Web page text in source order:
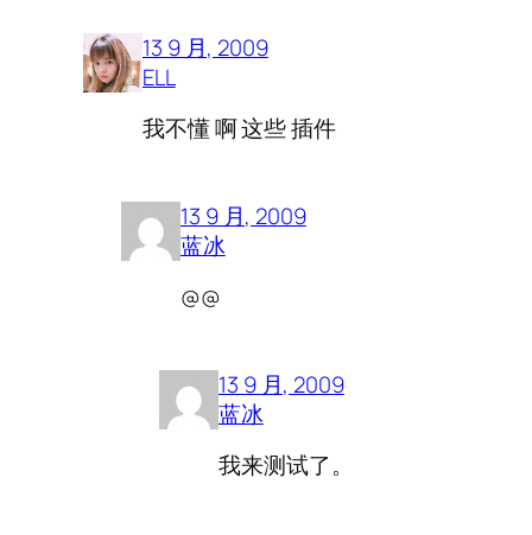
13 9 月, 2009
ELL
我不懂 啊 这些 插件
13 9 月, 2009
蓝冰
@@
13 9 月, 2009
蓝冰
我来测试了。